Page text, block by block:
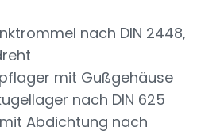
nach DIN 2448,
mit Gußgehäuse
nach DIN 625
Abdichtung nach